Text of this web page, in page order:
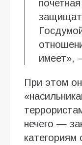
имеет»,
При этом
нечего —